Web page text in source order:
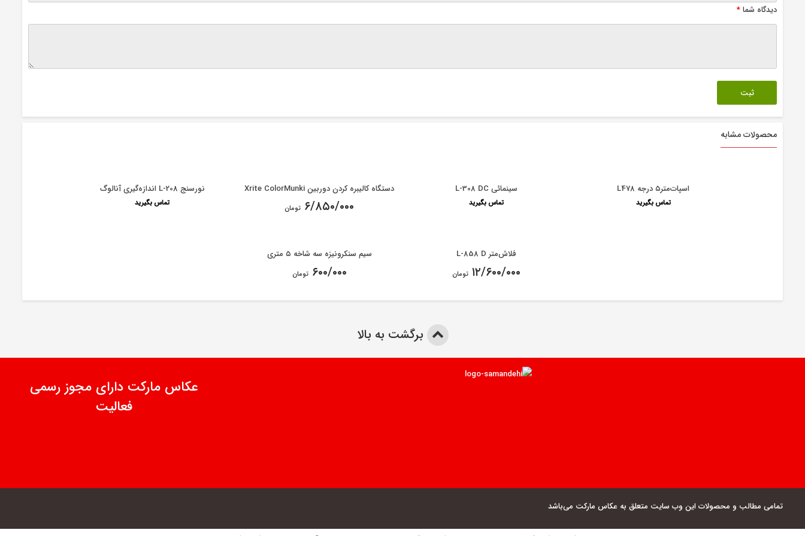
دیدگاه شما*
محصولات مشابه
اسپات‌متر۵ درجه L478
تماس بگیرید
سینمائی L-308 DC
تماس بگیرید
دستگاه کالیبره کردن دوربین Xrite ColorMunki
۶/۸۵۰/۰۰۰ تومان
نورسنج L-208 اندازه‌گیری آنالوگ
تماس بگیرید
فلاش‌متر L-858 D
۱۲/۶۰۰/۰۰۰ تومان
سیم سنکرونیزه سه شاخه ۵ متری
۶۰۰/۰۰۰ تومان
برگشت به بالا
عکاس مارکت دارای مجوز رسمی
فعالیت
تمامی مطالب و محصولات این وب سایت متعلق به عکاس مارکت می‌باشد